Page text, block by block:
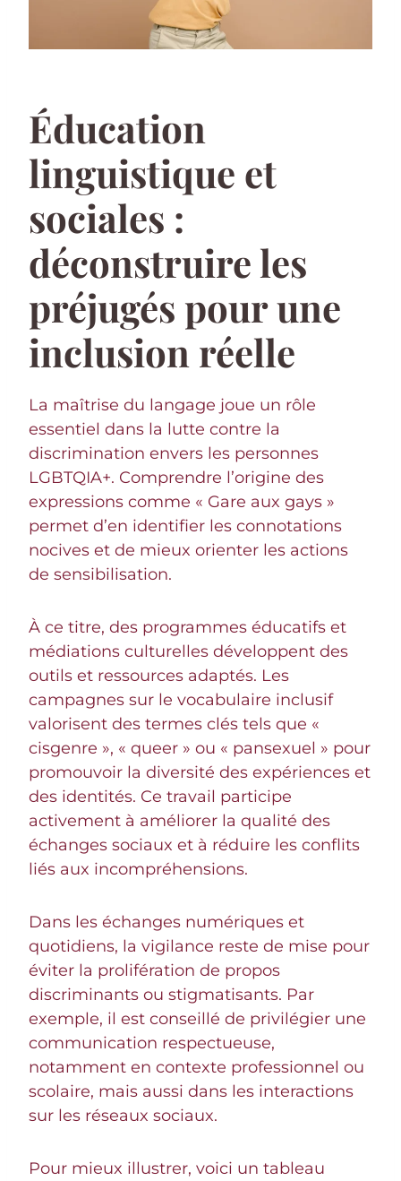
Éducation
linguistique et
sociales :
déconstruire les
préjugés pour une
inclusion réelle
La maîtrise du langage joue un rôle
essentiel dans la lutte contre la
discrimination envers les personnes
LGBTQIA+. Comprendre l’origine des
expressions comme « Gare aux gays »
permet d’en identifier les connotations
nocives et de mieux orienter les actions
de sensibilisation.
À ce titre, des programmes éducatifs et
médiations culturelles développent des
outils et ressources adaptés. Les
campagnes sur le vocabulaire inclusif
valorisent des termes clés tels que «
cisgenre », « queer » ou « pansexuel » pour
promouvoir la diversité des expériences et
des identités. Ce travail participe
activement à améliorer la qualité des
échanges sociaux et à réduire les conflits
liés aux incompréhensions.
Dans les échanges numériques et
quotidiens, la vigilance reste de mise pour
éviter la prolifération de propos
discriminants ou stigmatisants. Par
exemple, il est conseillé de privilégier une
communication respectueuse,
notamment en contexte professionnel ou
scolaire, mais aussi dans les interactions
sur les réseaux sociaux.
Pour mieux illustrer, voici un tableau